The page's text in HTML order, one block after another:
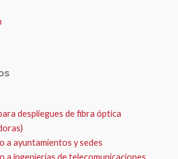
despliegues de fibra óptica
a ayuntamientos y sedes